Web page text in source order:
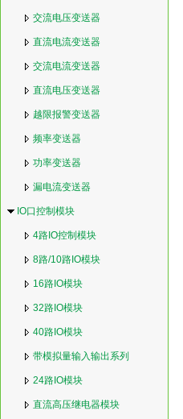
交流电压变送器
直流电流变送器
交流电流变送器
直流电压变送器
越限报警变送器
频率变送器
功率变送器
漏电流变送器
IO口控制模块
4路IO控制模块
8路/10路IO模块
16路IO模块
32路IO模块
40路IO模块
带模拟量输入输出系列
24路IO模块
直流高压继电器模块